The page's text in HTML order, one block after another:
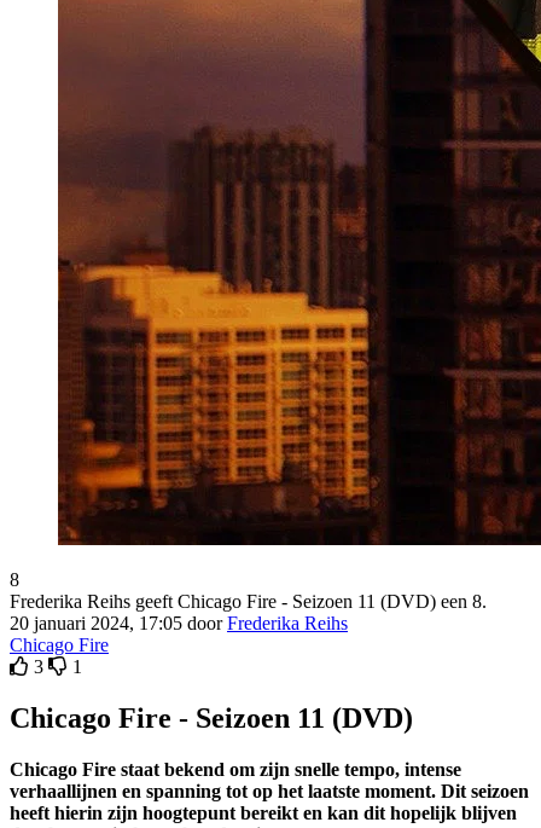
8
Frederika Reihs geeft Chicago Fire - Seizoen 11 (DVD) een 8.
20 januari 2024, 17:05 doorFrederika Reihs
Chicago Fire
3
1
Chicago Fire - Seizoen 11 (DVD)
Chicago Fire staat bekend om zijn snelle tempo, intense
verhaallijnen en spanning tot op het laatste moment. Dit seizoen
heeft hierin zijn hoogtepunt bereikt en kan dit hopelijk blijven